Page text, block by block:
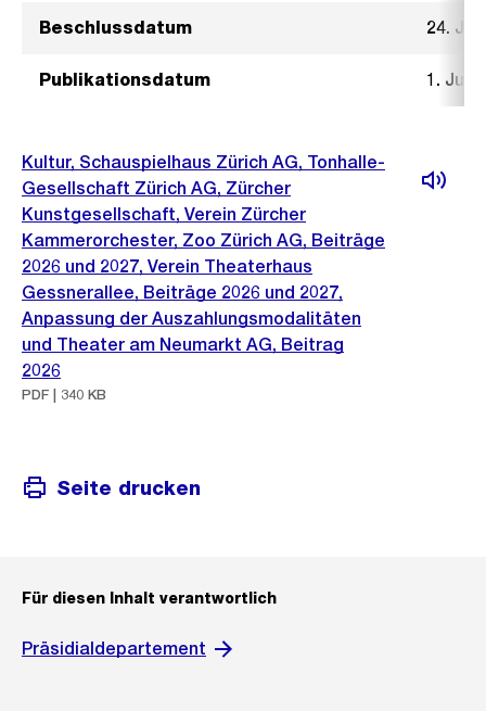
Beschlussdatum 24.
Publikationsdatum 1. Juli
Kultur, Schauspielhaus Zürich AG, Tonhalle-
Gesellschaft Zürich AG, Zürcher
Kunstgesellschaft, Verein Zürcher
Kammerorchester, Zoo Zürich AG, Beiträge
2026 und 2027, Verein Theaterhaus
Gessnerallee, Beiträge 2026 und 2027,
Anpassung der Auszahlungsmodalitäten
und Theater am Neumarkt AG, Beitrag
2026
PDF | 340 KB
Seite drucken
Für diesen Inhalt verantwortlich
Präsidialdepartement